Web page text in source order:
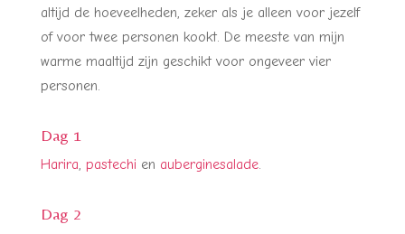
altijd de hoeveelheden, zeker als je alleen voor jezelf
of voor twee personen kookt. De meeste van mijn
warme maaltijd zijn geschikt voor ongeveer vier
personen.
Dag 1
Harira, pastechi en auberginesalade.
Dag 2